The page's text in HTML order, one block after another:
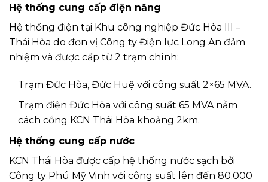
Hệ thống cung cấp điện năng
Hệ thống điện tại Khu công nghiệp Đức Hòa III –
Thái Hòa do đơn vị Công ty Điện lực Long An đảm
nhiệm và được cấp từ 2 trạm chính:
Trạm Đức Hòa, Đức Huệ với công suất 2×65 MVA.
Trạm điện Đức Hòa với công suất 65 MVA nằm
cách cổng KCN Thái Hòa khoảng 2km.
Hệ thống cung cấp nước
KCN Thái Hòa được cấp hệ thống nước sạch bởi
Công ty Phú Mỹ Vinh với công suất lên đến 80.000